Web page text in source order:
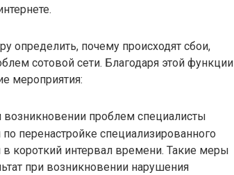
определить, почему происходят сбои,
сотовой сети. Благодаря этой функции
мероприятия:
проблем специалисты
перенастройке специализированного
в короткий интервал времени. Такие меры
при возникновении нарушения